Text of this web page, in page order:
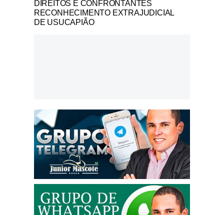
DIREITOS E CONFRONTANTES
RECONHECIMENTO EXTRAJUDICIAL
DE USUCAPIÃO